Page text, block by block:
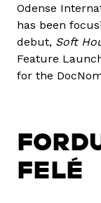
Odense
has been
debut, Soft
Feature
for the
FELÉ